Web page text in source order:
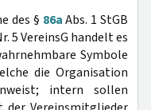
des § 86aAbs. 1 StGB
5 VereinsG handelt es
Symbole
die Organisation
intern sollen